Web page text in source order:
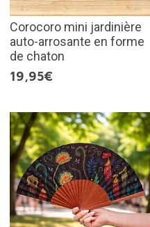
Corocoro mini jardinière
auto-arrosante en forme
de chaton
19,95€